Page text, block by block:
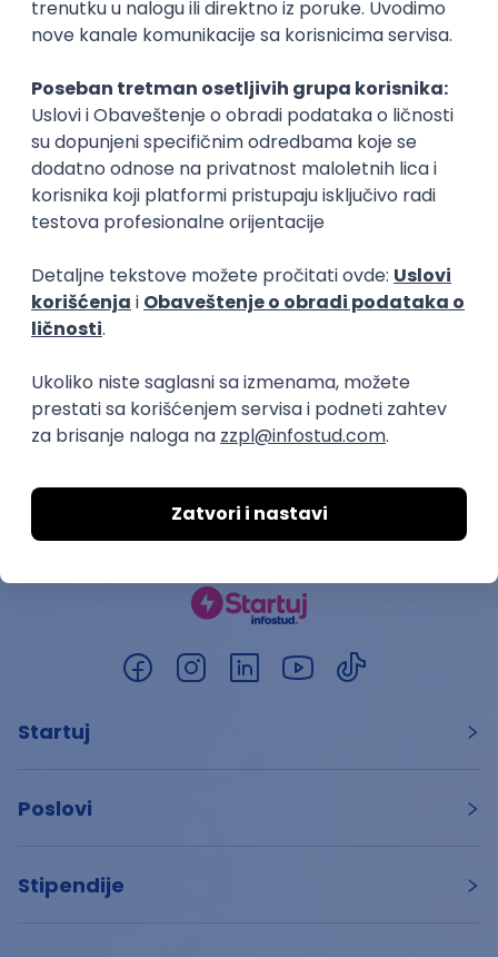
Zanimanja posle studija
Klimatolog
zaštita životne sredine, ekologija
Ekolog
zaštita životne
Startuj
Poslovi
Stipendije